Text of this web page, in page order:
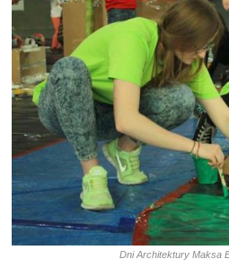
Dni Architektury Maksa